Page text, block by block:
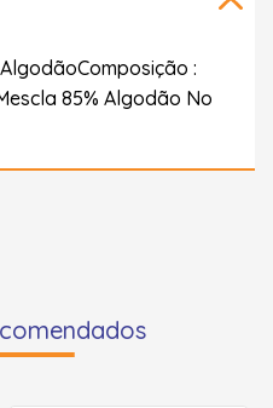
:
85% Algodão No